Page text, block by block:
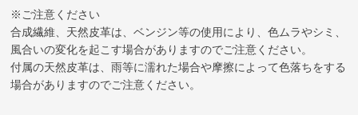
※ご注意ください
合成繊維、天然皮革は、ベンジン等の使用により、色ムラやシミ、
風合いの変化を起こす場合がありますのでご注意ください。
付属の天然皮革は、雨等に濡れた場合や摩擦によって色落ちをする
場合がありますのでご注意ください。